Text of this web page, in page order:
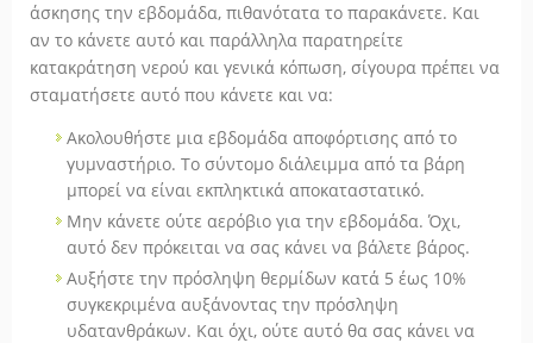
άσκησης την εβδομάδα, πιθανότατα το παρακάνετε. Και
αν το κάνετε αυτό και παράλληλα παρατηρείτε
κατακράτηση νερού και γενικά κόπωση, σίγουρα πρέπει να
σταματήσετε αυτό που κάνετε και να:
Ακολουθήστε μια εβδομάδα αποφόρτισης από το
γυμναστήριο. Το σύντομο διάλειμμα από τα βάρη
μπορεί να είναι εκπληκτικά αποκαταστατικό.
Μην κάνετε ούτε αερόβιο για την εβδομάδα. Όχι,
αυτό δεν πρόκειται να σας κάνει να βάλετε βάρος.
Αυξήστε την πρόσληψη θερμίδων κατά 5 έως 10%
συγκεκριμένα αυξάνοντας την πρόσληψη
υδατανθράκων. Και όχι, ούτε αυτό θα σας κάνει να